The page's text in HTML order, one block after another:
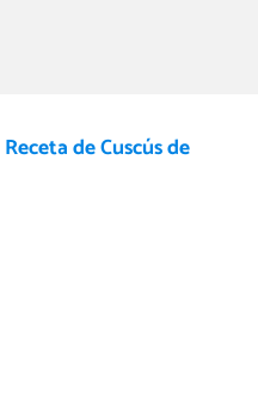
Receta de Cuscús de